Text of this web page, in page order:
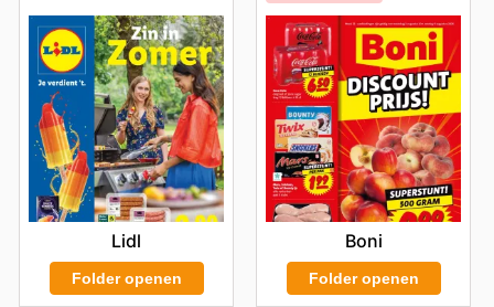
Lidl
Folder openen
Boni
Folder openen